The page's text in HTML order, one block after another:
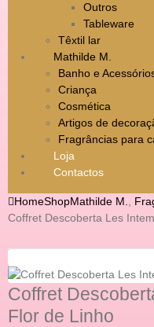
Outros
Tableware
Têxtil lar
Mathilde M.
Banho e
Criança
Cosmética
Artigos de
Fragrâncias para
Loja
Contactos
HomeShopMathilde M.
Coffret Descoberta Les
Coffret
Flor de Linho